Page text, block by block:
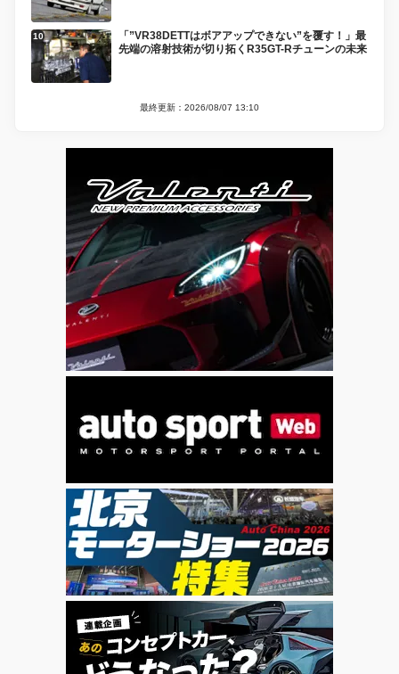
「”VR38DETTはボアアップできない”を覆す！」最
先端の溶射技術が切り拓くR35GT-Rチューンの未来
最終更新：2026/08/07 13:10